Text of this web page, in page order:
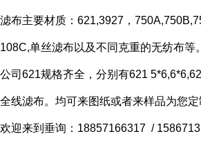
滤布主要材质： 621,3927 ，
108C,单丝滤布以及不同克重的无纺布等。
公司621规格齐全，分别有621
全线滤布。均可来图纸或者来样品为您定
欢迎来到垂询：18857166317 /